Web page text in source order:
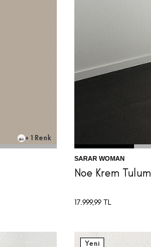
+ 1 Renk
SARAR WOMAN
Noe Krem Tulum
17.999,99 TL
Yeni